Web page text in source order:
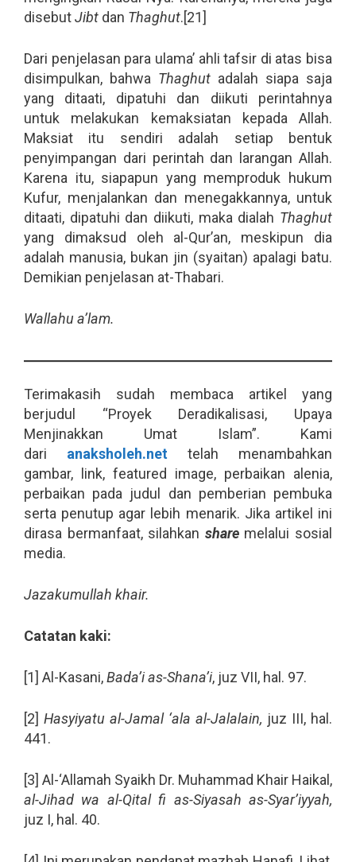
disebutJibt dan Thaghut.[21]
Dari penjelasan para ulama’ ahli tafsir di atas bisa
disimpulkan, bahwa Thaghut adalah siapa saja
yang ditaati, dipatuhi dan diikuti perintahnya
untuk melakukan kemaksiatan kepada Allah.
Maksiat itu sendiri adalah setiap bentuk
penyimpangan dari perintah dan larangan Allah.
Karena itu, siapapun yang memproduk hukum
Kufur, menjalankan dan menegakkannya, untuk
ditaati, dipatuhi dan diikuti, maka dialah Thaghut
yang dimaksud oleh al-Qur’an, meskipun dia
adalah manusia, bukan jin (syaitan) apalagi batu.
Demikian penjelasan at-Thabari.
Wallahu a’lam.
Terimakasih sudah membaca artikel yang
berjudul “Proyek Deradikalisasi, Upaya
Menjinakkan Umat Islam”. Kami
dari anaksholeh.net telah menambahkan
gambar, link, featured image, perbaikan alenia,
perbaikan pada judul dan pemberian pembuka
serta penutup agar lebih menarik. Jika artikel ini
dirasa bermanfaat, silahkan sharemelalui sosial
media.
Jazakumullah khair.
Catatan kaki:
[1] Al-Kasani,Bada’i as-Shana’i, juz VII, hal. 97.
[2] Hasyiyatu al-Jamal ‘ala al-Jalalain, juz III, hal.
441.
[3] Al-‘Allamah Syaikh Dr. Muhammad Khair Haikal,
al-Jihad wa al-Qital fi as-Siyasah as-Syar’iyyah,
juz I, hal. 40.